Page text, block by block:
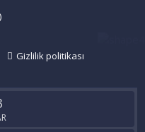
Gizlilik politikası